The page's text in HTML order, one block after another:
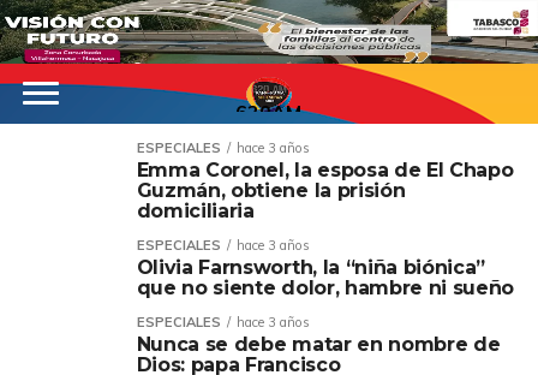
620AM
ESPECIALES hace 3 años
Emma Coronel, la esposa de El Chapo
Guzmán, obtiene la prisión
domiciliaria
ESPECIALES hace 3 años
Olivia Farnsworth, la “niña biónica”
que no siente dolor, hambre ni sueño
ESPECIALES hace 3 años
Nunca se debe matar en nombre de
Dios: papa Francisco